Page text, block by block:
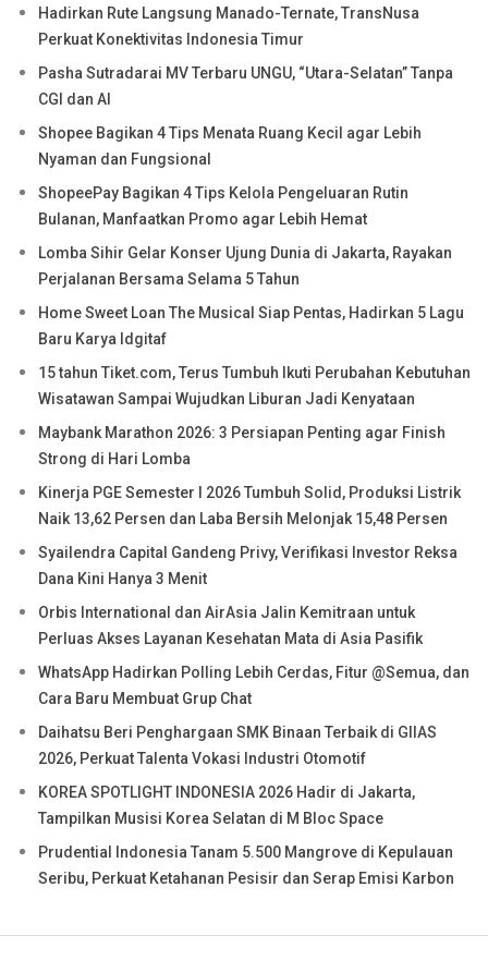
Hadirkan Rute Langsung Manado-Ternate, TransNusa
Perkuat Konektivitas Indonesia Timur
Pasha Sutradarai MV Terbaru UNGU, “Utara-Selatan” Tanpa
CGI dan AI
Shopee Bagikan 4 Tips Menata Ruang Kecil agar Lebih
Nyaman dan Fungsional
ShopeePay Bagikan 4 Tips Kelola Pengeluaran Rutin
Bulanan, Manfaatkan Promo agar Lebih Hemat
Lomba Sihir Gelar Konser Ujung Dunia di Jakarta, Rayakan
Perjalanan Bersama Selama 5 Tahun
Home Sweet Loan The Musical Siap Pentas, Hadirkan 5 Lagu
Baru Karya Idgitaf
15 tahun Tiket.com, Terus Tumbuh Ikuti Perubahan Kebutuhan
Wisatawan Sampai Wujudkan Liburan Jadi Kenyataan
Maybank Marathon 2026: 3 Persiapan Penting agar Finish
Strong di Hari Lomba
Kinerja PGE Semester I 2026 Tumbuh Solid, Produksi Listrik
Naik 13,62 Persen dan Laba Bersih Melonjak 15,48 Persen
Syailendra Capital Gandeng Privy, Verifikasi Investor Reksa
Dana Kini Hanya 3 Menit
Orbis International dan AirAsia Jalin Kemitraan untuk
Perluas Akses Layanan Kesehatan Mata di Asia Pasifik
WhatsApp Hadirkan Polling Lebih Cerdas, Fitur @Semua, dan
Cara Baru Membuat Grup Chat
Daihatsu Beri Penghargaan SMK Binaan Terbaik di GIIAS
2026, Perkuat Talenta Vokasi Industri Otomotif
KOREA SPOTLIGHT INDONESIA 2026 Hadir di Jakarta,
Tampilkan Musisi Korea Selatan di M Bloc Space
Prudential Indonesia Tanam 5.500 Mangrove di Kepulauan
Seribu, Perkuat Ketahanan Pesisir dan Serap Emisi Karbon